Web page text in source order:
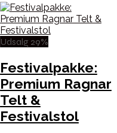
Udsalg 29%
Festivalpakke:
Premium Ragnar
Telt &
Festivalstol